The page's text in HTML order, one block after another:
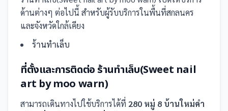
ด้านต่างๆ ต่อไปนี้ สำหรับผู้รับบริการในพื้นที่สกลนคร
และจังหวัดใกล้เคียง
ร้านทำเล็บ
ที่ตั้งและการติดต่อ ร้านทำเล็บ(Sweet nail
art by moo warn)
สามารถเดินทางไปใช้บริการได้ที่ 280 หมู่ 8 บ้านใหม่คำ